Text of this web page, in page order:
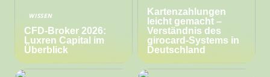
WISSEN
CFD-Broker 2026:
Luxren Capital im
Überblick
Kartenzahlungen
leicht gemacht –
Verständnis des
girocard-Systems in
Deutschland